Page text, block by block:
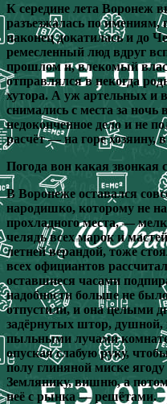
К середине лета Воронеж
разъезжалась по имениям,
наконец докатилась и до
ремесленный люд вдруг
прошлом и, влекомый
отправлялся в некогда
хутора. А уж артельных и
снимались с места за ночь
недоконченное дело и не
расчёт — на горе хозяину,
Погода вон какая звонкая
В Воронеже оставался
народишко, которому не
прохладного места, —
челядь всех марок и
летней верандой, тоже
всех официантов
оставшиеся часами
надобности больше не
отпустили, и она целыми
задёрнутых штор, душной,
пыльными лучами
опуская слабую руку,
полу глиняной миске
Землянику, вишню, а
неё с рынка — решётами.